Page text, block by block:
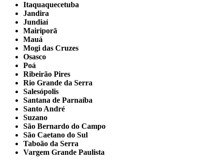
Itaquaquecetuba
Jandira
Jundiaí
Mairiporã
Mauá
Mogi das Cruzes
Osasco
Poá
Ribeirão Pires
Rio Grande da Serra
Salesópolis
Santana de Parnaíba
Santo André
Suzano
São Bernardo do Campo
São Caetano do Sul
Taboão da Serra
Vargem Grande Paulista